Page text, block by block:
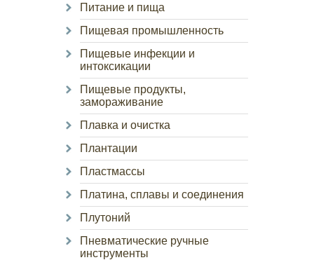
Питание и пища
Пищевая промышленность
Пищевые инфекции и
интоксикации
Пищевые продукты,
замораживание
Плавка и очистка
Плантации
Пластмассы
Платина, сплавы и соединения
Плутоний
Пневматические ручные
инструменты